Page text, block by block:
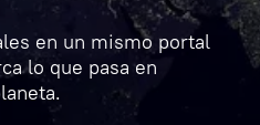
en un mismo portal
lo que pasa en